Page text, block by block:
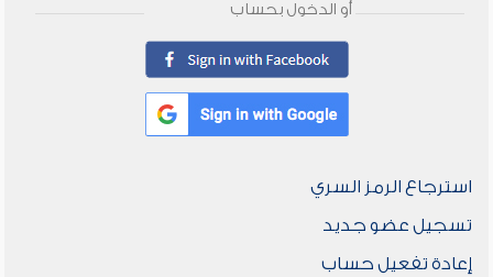
أو الدخول بحساب
استرجاع الرمز السري
تسجيل عضو جديد
إعادة تفعيل حساب